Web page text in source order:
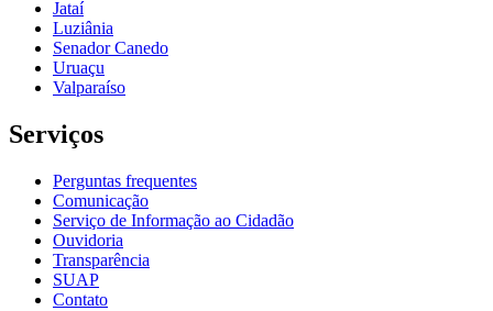
Jataí
Luziânia
Senador Canedo
Uruaçu
Valparaíso
Serviços
Perguntas frequentes
Comunicação
Serviço de Informação ao Cidadão
Ouvidoria
Transparência
SUAP
Contato